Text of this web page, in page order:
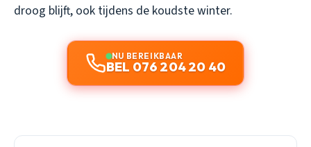
droog blijft, ook tijdens de koudste winter.
NU BEREIKBAAR
BEL 076 204 20 40